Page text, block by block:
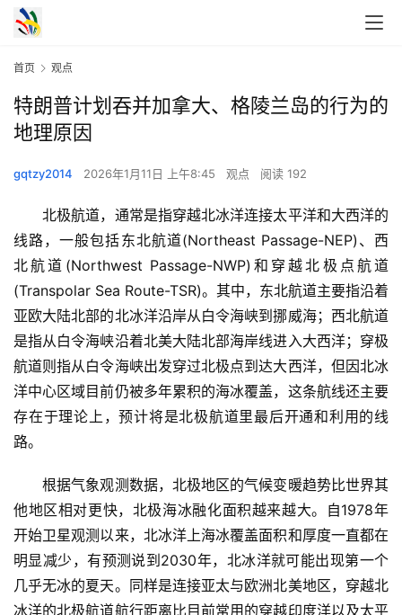
首页 观点
特朗普计划吞并加拿大、格陵兰岛的行为的
地理原因
gqtzy2014 2026年1月11日 上午8:45 观点 阅读 192
北极航道，通常是指穿越北冰洋连接太平洋和大西洋的
线路，一般包括东北航道(Northeast Passage-NEP)、西
北航道(Northwest Passage-NWP)和穿越北极点航道
(Transpolar Sea Route-TSR)。其中，东北航道主要指沿着
亚欧大陆北部的北冰洋沿岸从白令海峡到挪威海；西北航道
是指从白令海峡沿着北美大陆北部海岸线进入大西洋；穿极
航道则指从白令海峡出发穿过北极点到达大西洋，但因北冰
洋中心区域目前仍被多年累积的海冰覆盖，这条航线还主要
存在于理论上，预计将是北极航道里最后开通和利用的线
路。
根据气象观测数据，北极地区的气候变暖趋势比世界其
他地区相对更快，北极海冰融化面积越来越大。自1978年
开始卫星观测以来，北冰洋上海冰覆盖面积和厚度一直都在
明显减少，有预测说到2030年，北冰洋就可能出现第一个
几乎无冰的夏天。同样是连接亚太与欧洲北美地区，穿越北
冰洋的北极航道航行距离比目前常用的穿越印度洋以及太平